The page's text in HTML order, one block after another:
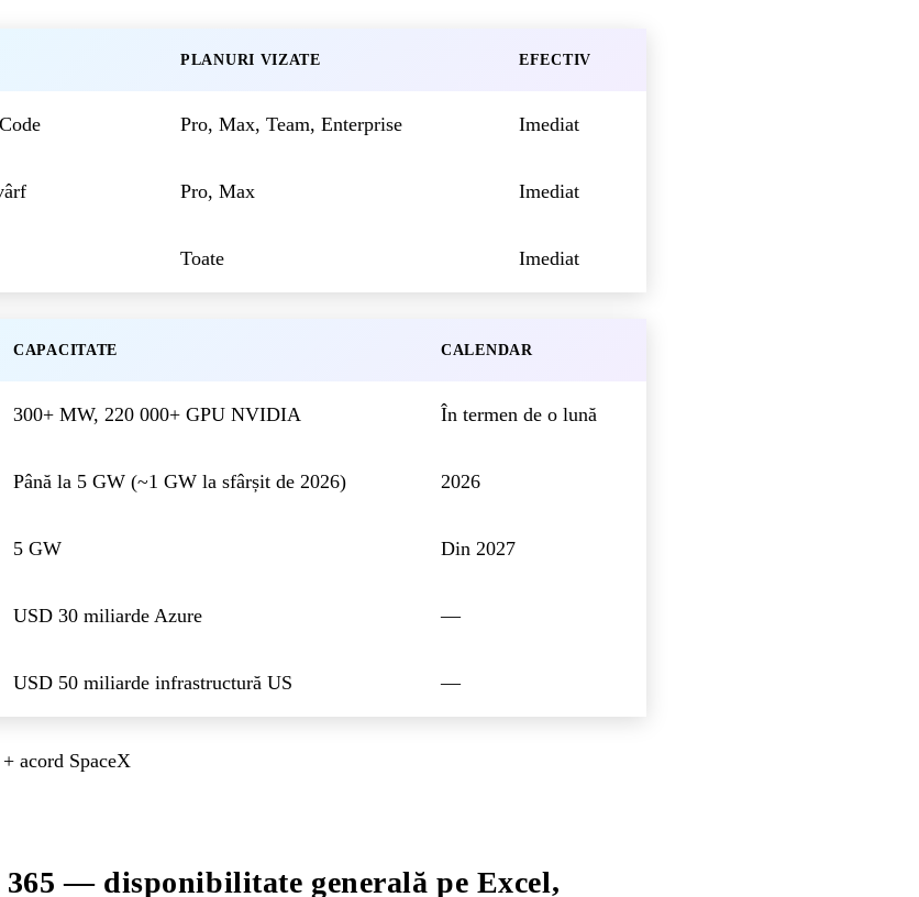
PLANURI VIZATE EFECTIV
Pro, Max, Team, Enterprise Imediat
Pro, Max Imediat
Toate Imediat
CAPACITATE CALENDAR
300+ MW, 220 000+ GPU NVIDIA În termen de o lună
Până la 5 GW (~1 GW la sfârșit de 2026) 2026
5 GW Din 2027
USD 30 miliarde Azure —
USD 50 miliarde infrastructură US —
acord SpaceX
— disponibilitate generală pe Excel,